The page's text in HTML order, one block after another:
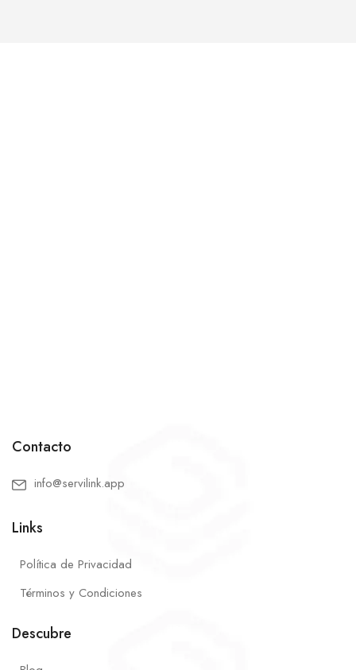
Contacto
info@servilink.app
Links
Política de Privacidad
Términos y Condiciones
Descubre